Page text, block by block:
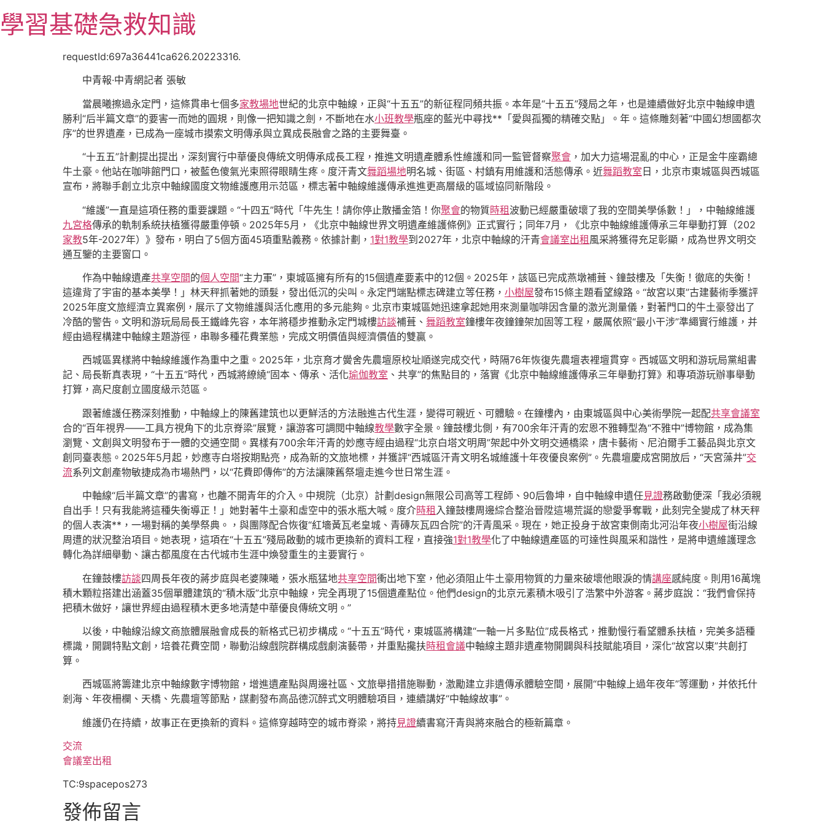
至
主
學習基礎急救知識
requestId:697a36441ca626.20223316.
中青報·中青網記者 張敏
當晨曦擦過永定門，這條貫串七個多家教場地世紀的北京中軸線，正與“十五五”的新征程同頻共振。本年是“十五五”殘局之年，也是連續做好北京中軸線申遺
勝利“后半篇文章”的要害一而她的圓規，則像一把知識之劍，不斷地在水小班教學瓶座的藍光中尋找**「愛與孤獨的精確交點」。年。這條雕刻著“中國幻想國都次
序”的世界遺產，已成為一座城市摸索文明傳承與立異成長融會之路的主要舞臺。
“十五五”計劃提出提出，深刻實行中華優良傳統文明傳承成長工程，推進文明遺產體系性維護和同一監管督察聚會 ，加大力這場混亂的中心，正是金牛座霸總
牛土豪。他站在咖啡館門口，被藍色傻氣光束照得眼睛生疼。度汗青文舞蹈場地明名城、街區、村鎮有用維護和活態傳承。近舞蹈教室 日，北京市東城區與西城區
宣布，將聯手創立北京中軸線國度文物維護應用示范區，標志著中軸線維護傳承進進更高層級的區域協同新階段。
“維護”一直是這項任務的重要課題。“十四五”時代「牛先生！請你停止散播金箔！你聚會的物質時租波動已經嚴重破壞了我的空間美學係數！」，中軸線維護
九宮格傳承的軌制系統扶植獲得嚴重停頓。2025年5月，《北京中軸線世界文明遺產維護條例》正式實行；同年7月，《北京中軸線維護傳承三年舉動打算（202
家教5年-2027年）》發布，明白了5個方面45項重點義務。依據計劃， 1對1教學到2027年，北京中軸線的汗青會議室出租風采將獲得充足彰顯，成為世界文明交
通互鑒的主要窗口。
作為中軸線遺產共享空間的個人空間“主力軍”，東城區擁有所有的15個遺產要素中的12個。2025年，該區已完成燕墩補葺、鐘鼓樓及「失衡！徹底的失衡！
這違背了宇宙的基本美學！」林天秤抓著她的頭髮，發出低沉的尖叫。永定門端點標志碑建立等任務， 小樹屋發布15條主題看望線路。“故宮以東”古建藝術季獲評
2025年度文旅經濟立異案例，展示了文物維護與活化應用的多元能夠。北京市東城區她迅速拿起她用來測量咖啡因含量的激光測量儀，對著門口的牛土豪發出了
冷酷的警告。文明和游玩局局長王鐵峰先容，本年將穩步推動永定門城樓訪談補葺、 舞蹈教室鐘樓年夜鐘鐘架加固等工程，嚴厲依照“最小干涉”準繩實行維護，并
經由過程構建中軸線主題游徑，串聯多種花費業態，完成文明價值與經濟價值的雙贏。
西城區異樣將中軸線維護作為重中之重。2025年，北京育才黌舍先農壇原校址順遂完成交代，時隔76年恢復先農壇表裡壇貫穿。西城區文明和游玩局黨組書
記、局長靳真表現，“十五五”時代，西城將繚繞“固本、傳承、活化瑜伽教室 、共享”的焦點目的，落實《北京中軸線維護傳承三年舉動打算》和專項游玩辦事舉動
打算，高尺度創立國度級示范區。
跟著維護任務深刻推動，中軸線上的陳舊建筑也以更鮮活的方法融進古代生涯，變得可親近、可體驗。在鐘樓內，由東城區與中心美術學院一起配共享會議室
合的“百年視界——工具方視角下的北京脊梁”展覽，讓游客可調閱中軸線教學數字全景。鐘鼓樓北側，有700余年汗青的宏恩不雅轉型為“不雅中”博物館，成為集
瀏覽、文創與文明發布于一體的交通空間。異樣有700余年汗青的妙應寺經由過程“北京白塔文明周”架起中外文明交通橋梁，唐卡藝術、尼泊爾手工藝品與北京文
創同臺表態。2025年5月起，妙應寺白塔按期點亮，成為新的文旅地標，并獲評“西城區汗青文明名城維護十年夜優良案例”。先農壇慶成宮開放后，“天宮藻井”交
流系列文創產物敏捷成為市場熱門，以“花費即傳佈”的方法讓陳舊祭壇走進今世日常生涯。
中軸線“后半篇文章”的書寫，也離不開青年的介入。中規院（北京）計劃design無限公司高等工程師、90后魯坤，自中軸線申遺任見證務啟動便深「我必須親
自出手！只有我能將這種失衡導正！」她對著牛土豪和虛空中的張水瓶大喊。度介時租 入鐘鼓樓周邊綜合整治晉陞這場荒誕的戀愛爭奪戰，此刻完全變成了林天秤
的個人表演**，一場對稱的美學祭典。，與團隊配合恢復“紅墻黃瓦老皇城、青磚灰瓦四合院”的汗青風采。現在，她正投身于故宮東側南北河沿年夜小樹屋街沿線
周遭的狀況整治項目。她表現，這項在“十五五”殘局啟動的城市更換新的資料工程，直接強1對1教學化了中軸線遺產區的可達性與風采和諧性，是將申遺維護理念
轉化為詳細舉動、讓古都風度在古代城市生涯中煥發重生的主要實行。
在鐘鼓樓訪談四周長年夜的蔣步庭與老婆陳曦，張水瓶猛地共享空間衝出地下室，他必須阻止牛土豪用物質的力量來破壞他眼淚的情講座感純度。則用16萬塊
積木顆粒搭建出涵蓋35個單體建筑的“積木版”北京中軸線，完全再現了15個遺產點位。他們design的北京元素積木吸引了浩繁中外游客。蔣步庭說：“我們會保持
把積木做好，讓世界經由過程積木更多地清楚中華優良傳統文明。”
以後，中軸線沿線文商旅體展融會成長的新格式已初步構成。“十五五”時代，東城區將構建“一軸一片多點位”成長格式，推動慢行看望體系扶植，完美多語種
標識，開闢特點文創，培養花費空間，聯動沿線戲院群構成戲劇演藝帶，并重點攙扶時租會議中軸線主題非遺產物開闢與科技賦能項目，深化“故宮以東”共創打
算。
西城區將籌建北京中軸線數字博物館，增進遺產點與周邊社區、文旅舉措措施聯動，激勵建立非遺傳承體驗空間，展開“中軸線上過年夜年”等運動，并依托什
剎海、年夜柵欄、天橋、先農壇等節點，謀劃發布高品德沉醉式文明體驗項目，連續講好“中軸線故事”。
維護仍在持續，故事正在更換新的資料。這條穿越時空的城市脊梁，將持見證續書寫汗青與將來融合的極新篇章。
交流
會議室出租
TC:9spacepos273
發佈留言